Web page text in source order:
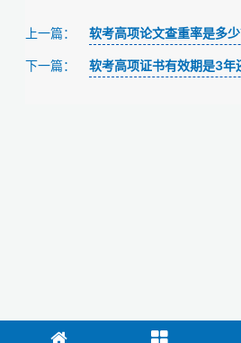
上一篇：
下一篇：